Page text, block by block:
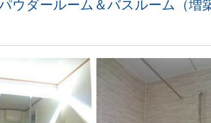
ウダールーム＆バスルーム（増